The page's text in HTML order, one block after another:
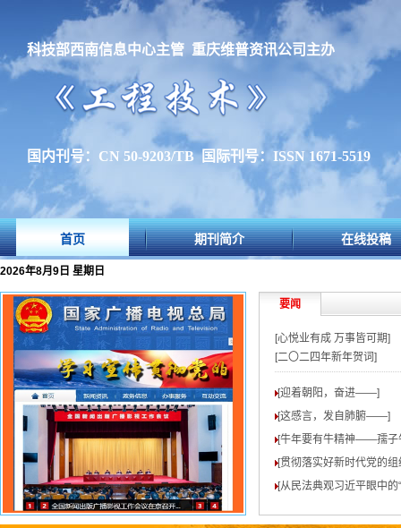
科技部西南信息中心主管 重庆维普资讯公司主办
国内刊号：CN 50-9203/TB 国际刊号：ISSN 1671-5519
首页 期刊简介 在线投稿
2026年8月9日 星期日
要闻
[心悦业有成 万事皆可期]
[二〇二四年新年贺词]
[迎着朝阳，奋进——]
[这感言，发自肺腑——]
[牛年要有牛精神——孺子
[贯彻落实好新时代党的组
[从民法典观习近平眼中的